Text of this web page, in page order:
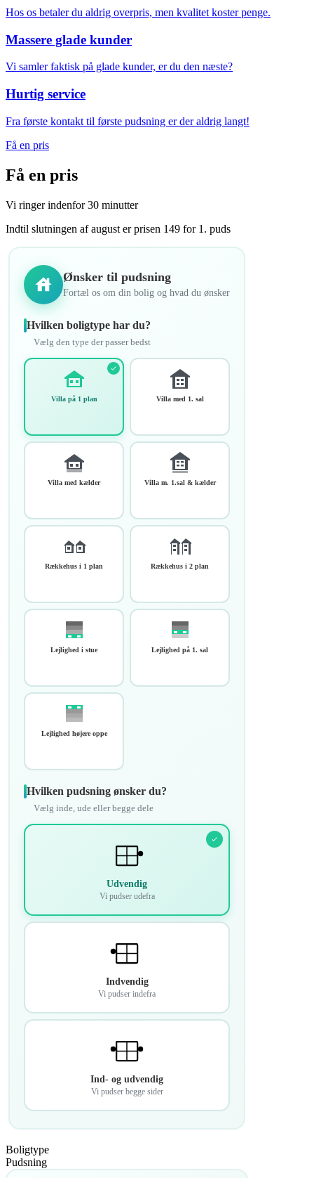
Hos os betaler du aldrig overpris, men kvalitet koster penge.
Massere glade kunder
Vi samler faktisk på glade kunder, er du den næste?
Hurtig service
Fra første kontakt til første pudsning er der aldrig langt!
Få en pris
Få en pris
Vi ringer indenfor 30 minutter
Indtil slutningen af august er prisen 149 for 1. puds
Ønsker til pudsning
Fortæl os om din bolig og hvad du ønsker
Hvilken boligtype har du?
Vælg den type der passer bedst
Villa på 1 plan Villa med 1. sal
Villa med kælder Villa m. 1.sal & kælder
Rækkehus i 1 plan Rækkehus i 2 plan
Lejlighed i stue Lejlighed på 1. sal
Lejlighed højere oppe
Hvilken pudsning ønsker du?
Vælg inde, ude eller begge dele
Udvendig
Vi pudser udefra
Indvendig
Vi pudser indefra
Ind- og udvendig
Vi pudser begge sider
Boligtype
Pudsning